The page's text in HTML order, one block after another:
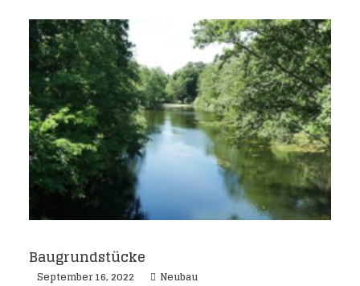
Baugrundstücke
September 16, 2022 Neubau